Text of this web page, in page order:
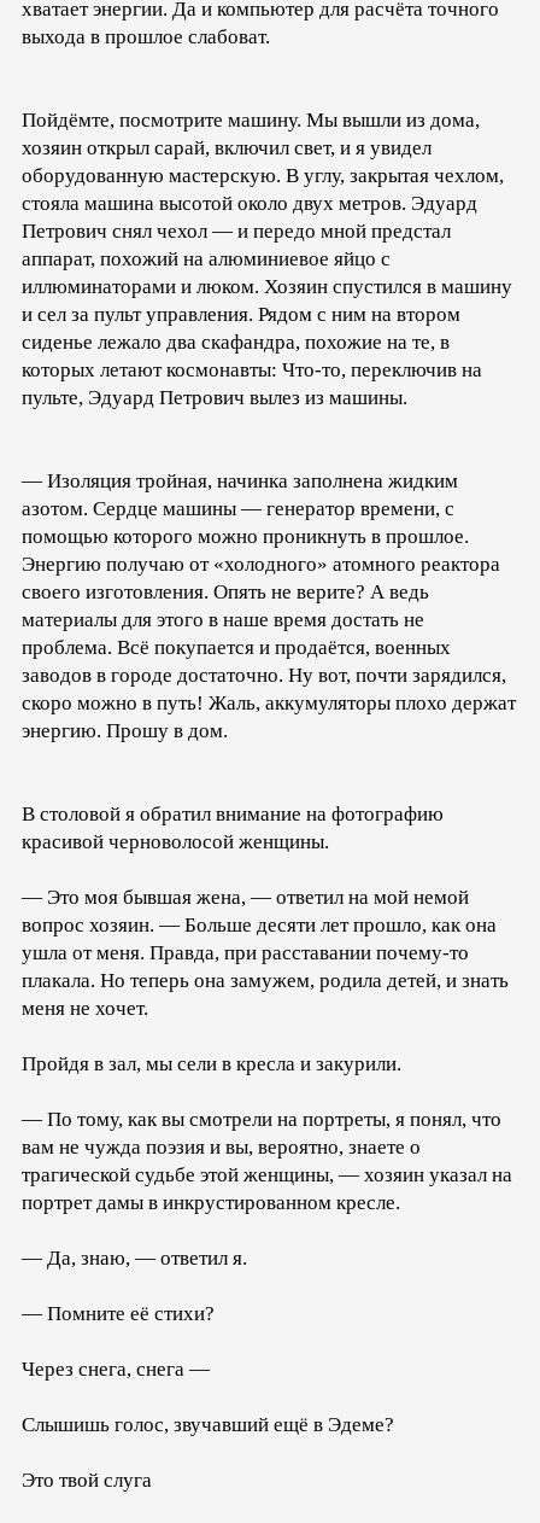
хватает энергии. Да и компьютер для расчёта точного
выхода в прошлое слабоват.
Пойдёмте, посмотрите машину. Мы вышли из дома,
хозяин открыл сарай, включил свет, и я увидел
оборудованную мастерскую. В углу, закрытая чехлом,
стояла машина высотой около двух метров. Эдуард
Петрович снял чехол — и передо мной предстал
аппарат, похожий на алюминиевое яйцо с
иллюминаторами и люком. Хозяин спустился в машину
и сел за пульт управления. Рядом с ним на втором
сиденье лежало два скафандра, похожие на те, в
которых летают космонавты: Что-то, переключив на
пульте, Эдуард Петрович вылез из машины.
— Изоляция тройная, начинка заполнена жидким
азотом. Сердце машины — генератор времени, с
помощью которого можно проникнуть в прошлое.
Энергию получаю от «холодного» атомного реактора
своего изготовления. Опять не верите? А ведь
материалы для этого в наше время достать не
проблема. Всё покупается и продаётся, военных
заводов в городе достаточно. Ну вот, почти зарядился,
скоро можно в путь! Жаль, аккумуляторы плохо держат
энергию. Прошу в дом.
В столовой я обратил внимание на фотографию
красивой черноволосой женщины.
— Это моя бывшая жена, — ответил на мой немой
вопрос хозяин. — Больше десяти лет прошло, как она
ушла от меня. Правда, при расставании почему-то
плакала. Но теперь она замужем, родила детей, и знать
меня не хочет.
Пройдя в зал, мы сели в кресла и закурили.
— По тому, как вы смотрели на портреты, я понял, что
вам не чужда поэзия и вы, вероятно, знаете о
трагической судьбе этой женщины, — хозяин указал на
портрет дамы в инкрустированном кресле.
— Да, знаю, — ответил я.
— Помните её стихи?
Через снега, снега —
Слышишь голос, звучавший ещё в Эдеме?
Это твой слуга